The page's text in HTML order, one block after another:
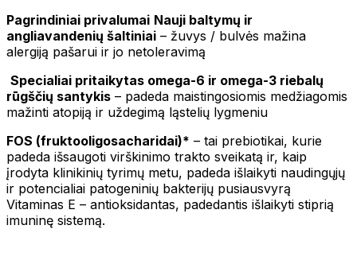
Pagrindiniai privalumai Nauji baltymų ir
angliavandenių šaltiniai – žuvys / bulvės mažina
alergiją pašarui ir jo netoleravimą
Specialiai pritaikytas omega-6 ir omega-3 riebalų
rūgščių santykis – padeda maistingosiomis medžiagomis
mažinti atopiją ir uždegimą ląstelių lygmeniu
FOS (fruktooligosacharidai)* – tai prebiotikai, kurie
padeda išsaugoti virškinimo trakto sveikatą ir, kaip
įrodyta klinikinių tyrimų metu, padeda išlaikyti naudingųjų
ir potencialiai patogeninių bakterijų pusiausvyrą
Vitaminas E – antioksidantas, padedantis išlaikyti stiprią
imuninę sistemą.